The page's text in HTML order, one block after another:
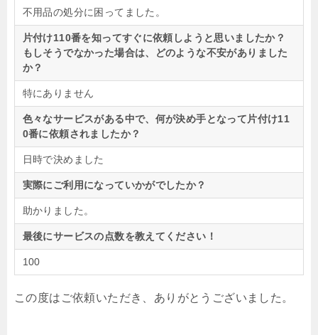
不用品の処分に困ってました。
片付け110番を知ってすぐに依頼しようと思いましたか？
もしそうでなかった場合は、どのような不安がありました
か？
特にありません
色々なサービスがある中で、何が決め手となって片付け11
0番に依頼されましたか？
日時で決めました
実際にご利用になっていかがでしたか？
助かりました。
最後にサービスの点数を教えてください！
100
この度はご依頼いただき、ありがとうございました。